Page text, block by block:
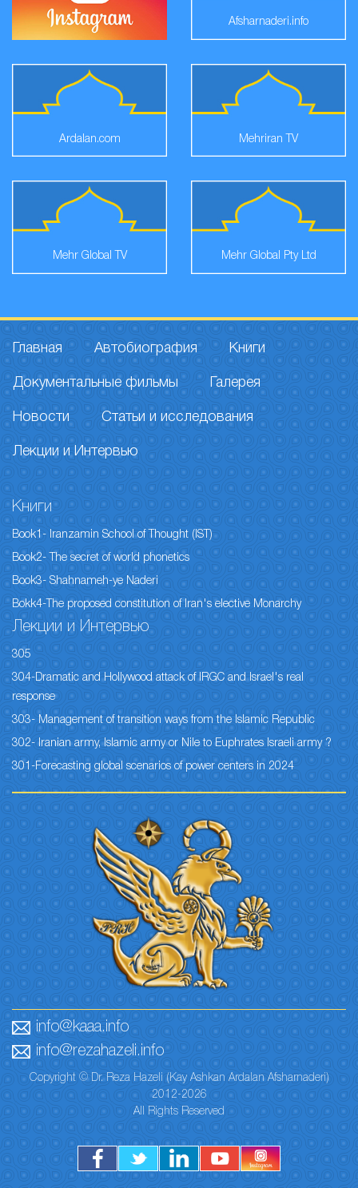
Afsharnaderi.info
Ardalan.com Mehriran TV
Mehr Global TV Mehr Global Pty Ltd
Главная Автобиография Книги
Документальные фильмы Галерея
Новости Статьи и исследования
Лекции и Интервью
Книги
Book1- Iranzamin School of Thought (IST)
Book2- The secret of world phonetics
Book3- Shahnameh-ye Naderi
Bokk4-The proposed constitution of Iran's elective Monarchy
Лекции и Интервью
305
304-Dramatic and Hollywood attack of IRGC and Israel's real
response
303- Management of transition ways from the Islamic Republic
302- Iranian army, Islamic army or Nile to Euphrates Israeli army ?
301-Forecasting global scenarios of power centers in 2024
info@kaaa.info
info@rezahazeli.info
Copyright © Dr. Reza Hazeli (Kay Ashkan Ardalan Afsharnaderi)
2012-2026
All Rights Reserved